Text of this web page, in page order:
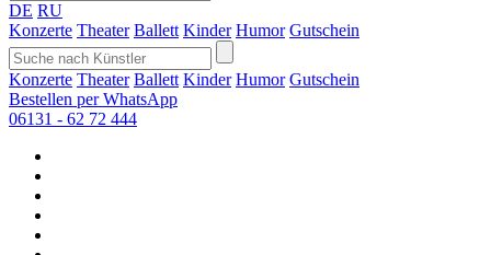
DE RU
Konzerte Theater Ballett Kinder Humor Gutschein
Konzerte Theater Ballett Kinder Humor Gutschein
Bestellen per WhatsApp
06131 - 62 72 444